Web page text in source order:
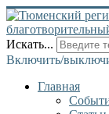
Искать...
Включить/
Главная